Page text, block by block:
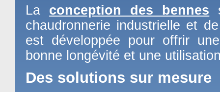
La conception des bennes
chaudronnerie industrielle et
est développée pour offrir
bonne longévité et une
Des solutions sur mesure